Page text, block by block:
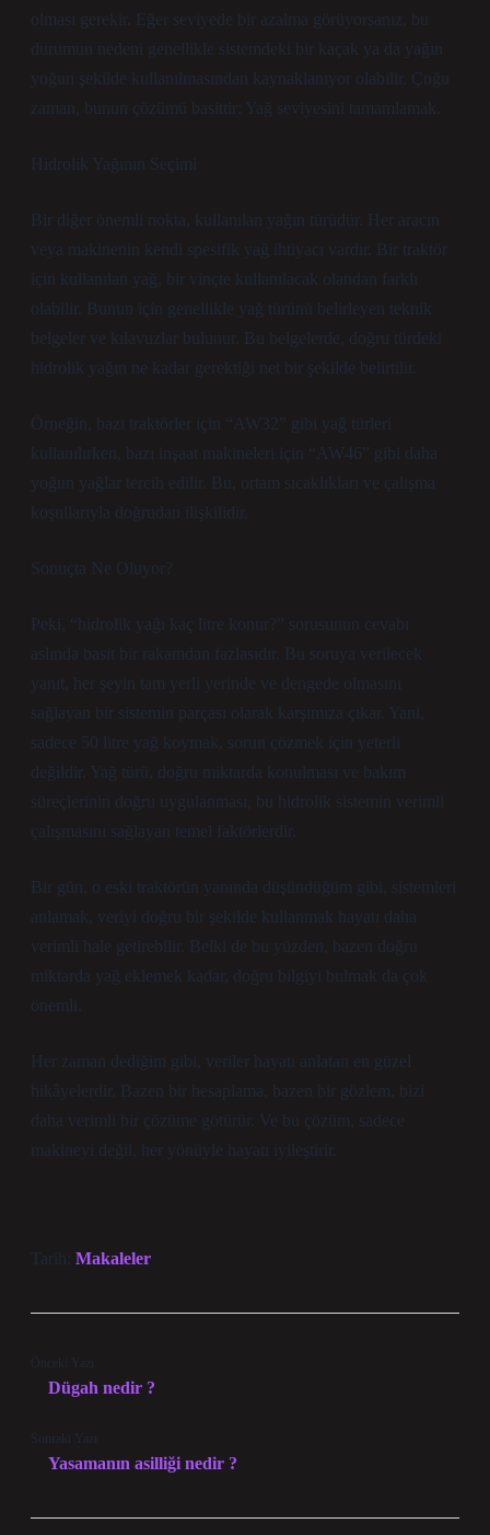
olması gerekir. Eğer seviyede bir azalma görüyorsanız, bu
durumun nedeni genellikle sistemdeki bir kaçak ya da yağın
yoğun şekilde kullanılmasından kaynaklanıyor olabilir. Çoğu
zaman, bunun çözümü basittir: Yağ seviyesini tamamlamak.
Hidrolik Yağının Seçimi
Bir diğer önemli nokta, kullanılan yağın türüdür. Her aracın
veya makinenin kendi spesifik yağ ihtiyacı vardır. Bir traktör
için kullanılan yağ, bir vinçte kullanılacak olandan farklı
olabilir. Bunun için genellikle yağ türünü belirleyen teknik
belgeler ve kılavuzlar bulunur. Bu belgelerde, doğru türdeki
hidrolik yağın ne kadar gerektiği net bir şekilde belirtilir.
Örneğin, bazı traktörler için “AW32” gibi yağ türleri
kullanılırken, bazı inşaat makineleri için “AW46” gibi daha
yoğun yağlar tercih edilir. Bu, ortam sıcaklıkları ve çalışma
koşullarıyla doğrudan ilişkilidir.
Sonuçta Ne Oluyor?
Peki, “hidrolik yağı kaç litre konur?” sorusunun cevabı
aslında basit bir rakamdan fazlasıdır. Bu soruya verilecek
yanıt, her şeyin tam yerli yerinde ve dengede olmasını
sağlayan bir sistemin parçası olarak karşımıza çıkar. Yani,
sadece 50 litre yağ koymak, sorun çözmek için yeterli
değildir. Yağ türü, doğru miktarda konulması ve bakım
süreçlerinin doğru uygulanması, bu hidrolik sistemin verimli
çalışmasını sağlayan temel faktörlerdir.
Bir gün, o eski traktörün yanında düşündüğüm gibi, sistemleri
anlamak, veriyi doğru bir şekilde kullanmak hayatı daha
verimli hale getirebilir. Belki de bu yüzden, bazen doğru
miktarda yağ eklemek kadar, doğru bilgiyi bulmak da çok
önemli.
Her zaman dediğim gibi, veriler hayatı anlatan en güzel
hikâyelerdir. Bazen bir hesaplama, bazen bir gözlem, bizi
daha verimli bir çözüme götürür. Ve bu çözüm, sadece
makineyi değil, her yönüyle hayatı iyileştirir.
Tarih: Makaleler
Önceki Yazı
Dügah nedir ?
Sonraki Yazı
Yasamanın asilliği nedir ?